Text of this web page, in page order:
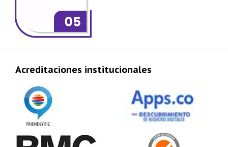
Acreditaciones institucionales